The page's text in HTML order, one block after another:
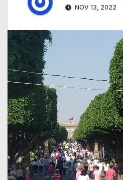
NOV 13, 2022